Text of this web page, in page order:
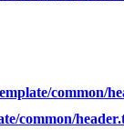
common/
common/